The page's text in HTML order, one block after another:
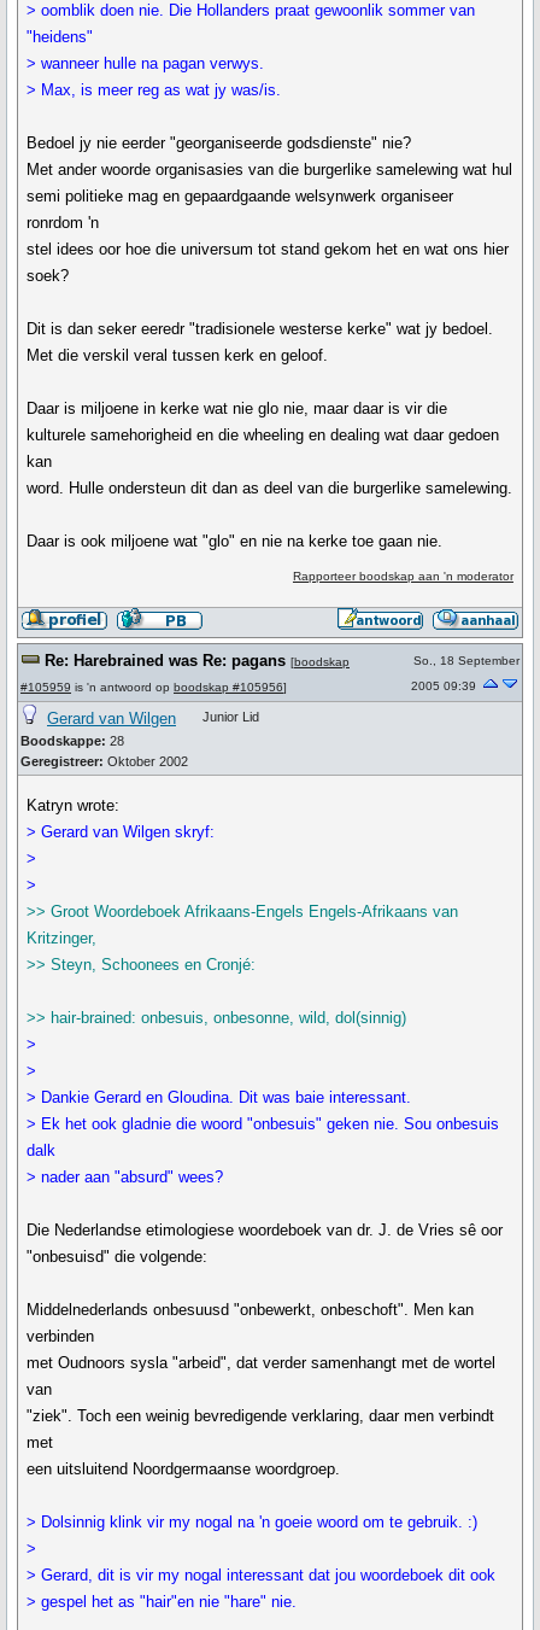
> oomblik doen nie. Die Hollanders praat gewoonlik sommer van
"heidens"
> wanneer hulle na pagan verwys.
> Max, is meer reg as wat jy was/is.
Bedoel jy nie eerder "georganiseerde godsdienste" nie?
Met ander woorde organisasies van die burgerlike samelewing wat hul
semi politieke mag en gepaardgaande welsynwerk organiseer
ronrdom 'n
stel idees oor hoe die universum tot stand gekom het en wat ons hier
soek?
Dit is dan seker eeredr "tradisionele westerse kerke" wat jy bedoel.
Met die verskil veral tussen kerk en geloof.
Daar is miljoene in kerke wat nie glo nie, maar daar is vir die
kulturele samehorigheid en die wheeling en dealing wat daar gedoen
kan
word. Hulle ondersteun dit dan as deel van die burgerlike samelewing.
Daar is ook miljoene wat "glo" en nie na kerke toe gaan nie.
Rapporteer boodskap aan 'n moderator
Re: Harebrained was Re: pagans [boodskap
#105959 is 'n antwoord op boodskap #105956]
So., 18 September
2005 09:39
Gerard van Wilgen
Boodskappe: 28
Geregistreer: Oktober 2002
Junior Lid
Katryn wrote:
> Gerard van Wilgen skryf:
>
>
>> Groot Woordeboek Afrikaans-Engels Engels-Afrikaans van
Kritzinger,
>> Steyn, Schoonees en Cronjé:
>> hair-brained: onbesuis, onbesonne, wild, dol(sinnig)
>
>
> Dankie Gerard en Gloudina. Dit was baie interessant.
> Ek het ook gladnie die woord "onbesuis" geken nie. Sou onbesuis
dalk
> nader aan "absurd" wees?
Die Nederlandse etimologiese woordeboek van dr. J. de Vries sê oor
"onbesuisd" die volgende:
Middelnederlands onbesuusd "onbewerkt, onbeschoft". Men kan
verbinden
met Oudnoors sysla "arbeid", dat verder samenhangt met de wortel
van
"ziek". Toch een weinig bevredigende verklaring, daar men verbindt
met
een uitsluitend Noordgermaanse woordgroep.
> Dolsinnig klink vir my nogal na 'n goeie woord om te gebruik. :)
>
> Gerard, dit is vir my nogal interessant dat jou woordeboek dit ook
> gespel het as "hair"en nie "hare" nie.